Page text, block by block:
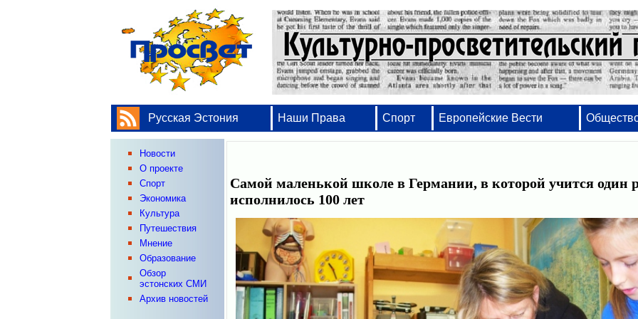
Русская Эстония Наши Права Спорт Европейские Вести
Новости
О проекте
Спорт
Экономика
Культура
Путешествия
Мнение
Образование
Обзор
эстонских СМИ
Архив новостей
Самой маленькой школе в Германии, в которой учится один
исполнилось 100 лет
Набор, вёрстка, оформление - от